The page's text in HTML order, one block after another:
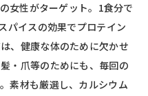
女性がターゲット。1食分で
パイスの効果でプロテイン
、健康な体のために欠かせ
・爪等のためにも、毎回の
素材も厳選し、カルシウム